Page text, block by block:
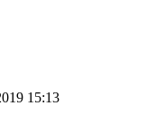
15:13